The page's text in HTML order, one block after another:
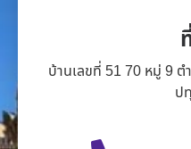
บ้านเลขที่ 51 70 หมู่ 9 ต
ป